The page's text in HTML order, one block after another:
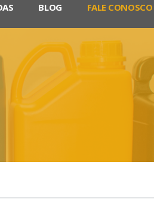
BLOG FALE CONOSCO